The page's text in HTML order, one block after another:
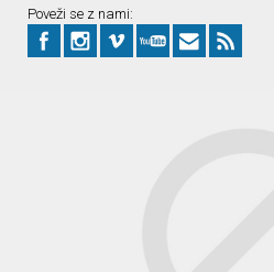
Poveži se z nami: